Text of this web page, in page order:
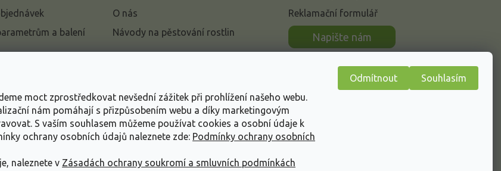
moct zprostředkovat nevšední zážitek při prohlížení našeho webu.
nám pomáhají s přizpůsobením webu a díky marketingovým
S vaším souhlasem můžeme používat cookies a osobní údaje k
ochrany osobních údajů naleznete zde: Podmínky ochrany osobních
naleznete v Zásadách ochrany soukromí a smluvních podmínkách
Odmítnout Souhlasím
a balení
osobních
O nás
Návody na pěstování rostlin
Reklamační formulář
Napište nám